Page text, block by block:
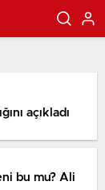
açıkladı
bu mu? Ali